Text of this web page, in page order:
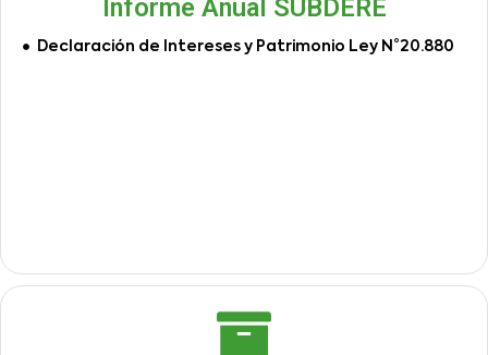
Informe Anual SUBDERE
Declaración de Intereses y Patrimonio Ley N°20.880